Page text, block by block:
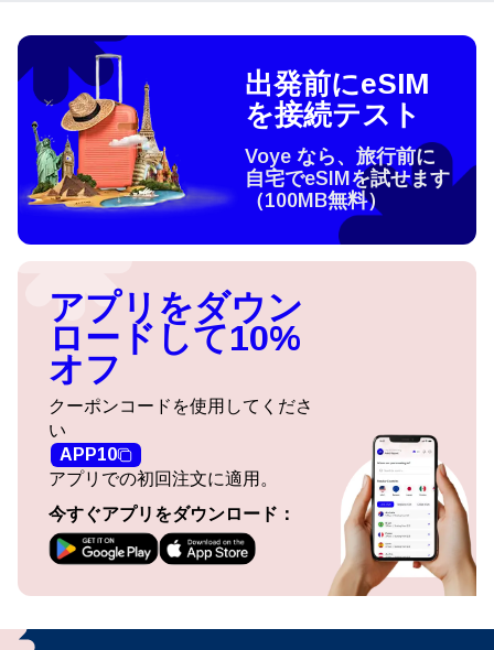
出発前にeSIM
を接続テスト
Voye なら、旅行前に
自宅でeSIMを試せます
（100MB無料）
アプリをダウン
ロードして10%
オフ
クーポンコードを使用してくださ
い
APP10
アプリでの初回注文に適用。
今すぐアプリをダウンロード：